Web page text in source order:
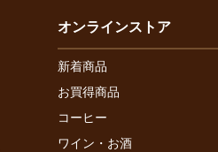
オンラインストア
新着商品
お買得商品
コーヒー
ワイン・お酒